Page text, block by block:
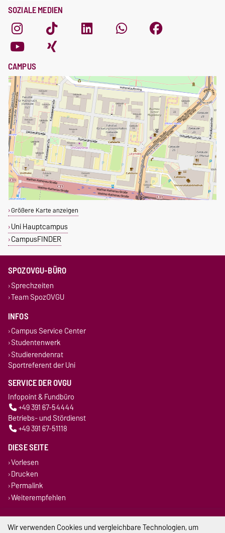
SOZIALE MEDIEN
CAMPUS
Größere Karte anzeigen
Uni Hauptcampus
CampusFINDER
SPOZOVGU-BÜRO
Sprechzeiten
Team SpozOVGU
INFOS
Campus Service Center
Studentenwerk
Studierendenrat
Sportreferent der Uni
SERVICE DER OVGU
Infopoint & Fundbüro
+49 391 67-54444
Betriebs- und Stördienst
+49 391 67-51118
DIESE SEITE
Vorlesen
Drucken
Permalink
Weiterempfehlen
Impressum
Wir verwenden Cookies und vergleichbare Technologien, um